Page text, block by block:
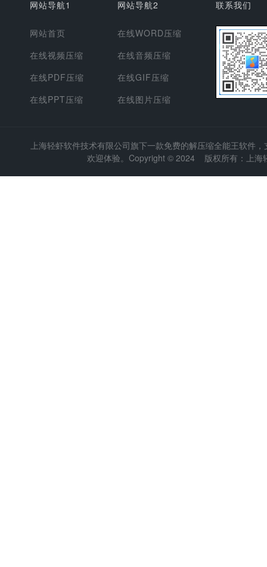
网站导航1
网站首页
在线视频压缩
在线PDF压缩
在线PPT压缩
网站导航2
在线WORD压缩
在线音频压缩
在线GIF压缩
在线图片压缩
联系我们
上海轻虾软件技术有限公司旗下一款免费的解压缩全能王软件
欢迎体验。Copyright © 2024 版权所有：上